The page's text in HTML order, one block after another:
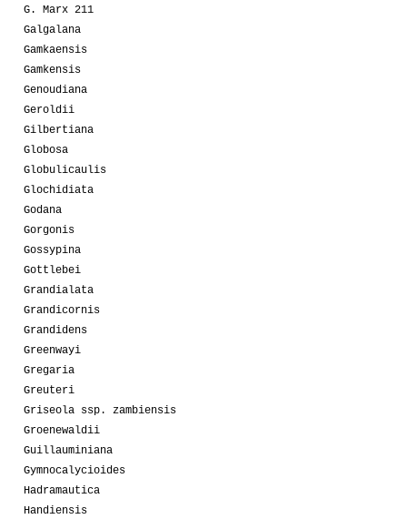
G. Marx 211
Galgalana
Gamkaensis
Gamkensis
Genoudiana
Geroldii
Gilbertiana
Globosa
Globulicaulis
Glochidiata
Godana
Gorgonis
Gossypina
Gottlebei
Grandialata
Grandicornis
Grandidens
Greenwayi
Gregaria
Greuteri
Griseola ssp. zambiensis
Groenewaldii
Guillauminiana
Gymnocalycioides
Hadramautica
Handiensis